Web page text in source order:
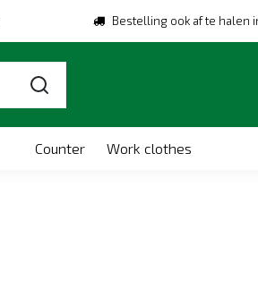
Bestelling ook af te halen
Counter Work clothes